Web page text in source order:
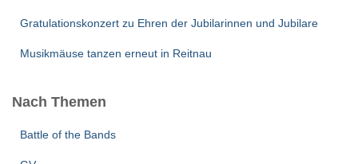
Gratulationskonzert zu Ehren der Jubilarinnen und Jubilare
Musikmäuse tanzen erneut in Reitnau
Nach Themen
Battle of the Bands